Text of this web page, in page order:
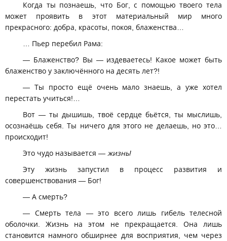
Когда ты познаешь, что Бог, с помощью твоего тела
может проявить в этот материальный мир много
прекрасного: добра, красоты, покоя, блаженства…
… Пьер перебил Рама:
— Блаженство? Вы — издеваетесь! Какое может быть
блаженство у заключённого на десять лет?!
— Ты просто ещё очень мало знаешь, а уже хотел
перестать учиться!…
Вот — ты дышишь, твоё сердце бьётся, ты мыслишь,
осознаёшь себя. Ты ничего для этого не делаешь, но это…
происходит!
Это чудо называется — жизнь!
Эту жизнь запустил в процесс развития и
совершенствования — Бог!
— А смерть?
— Смерть тела — это всего лишь гибель телесной
оболочки. Жизнь на этом не прекращается. Она лишь
становится намного обширнее для восприятия, чем через